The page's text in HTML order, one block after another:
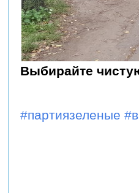
Выбирайте
#партиязеленые